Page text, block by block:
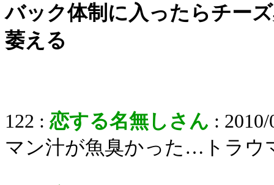
バック体制に入ったらチー
萎える
122 : 恋する名無しさん :
マン汁が魚臭かった…トラウ